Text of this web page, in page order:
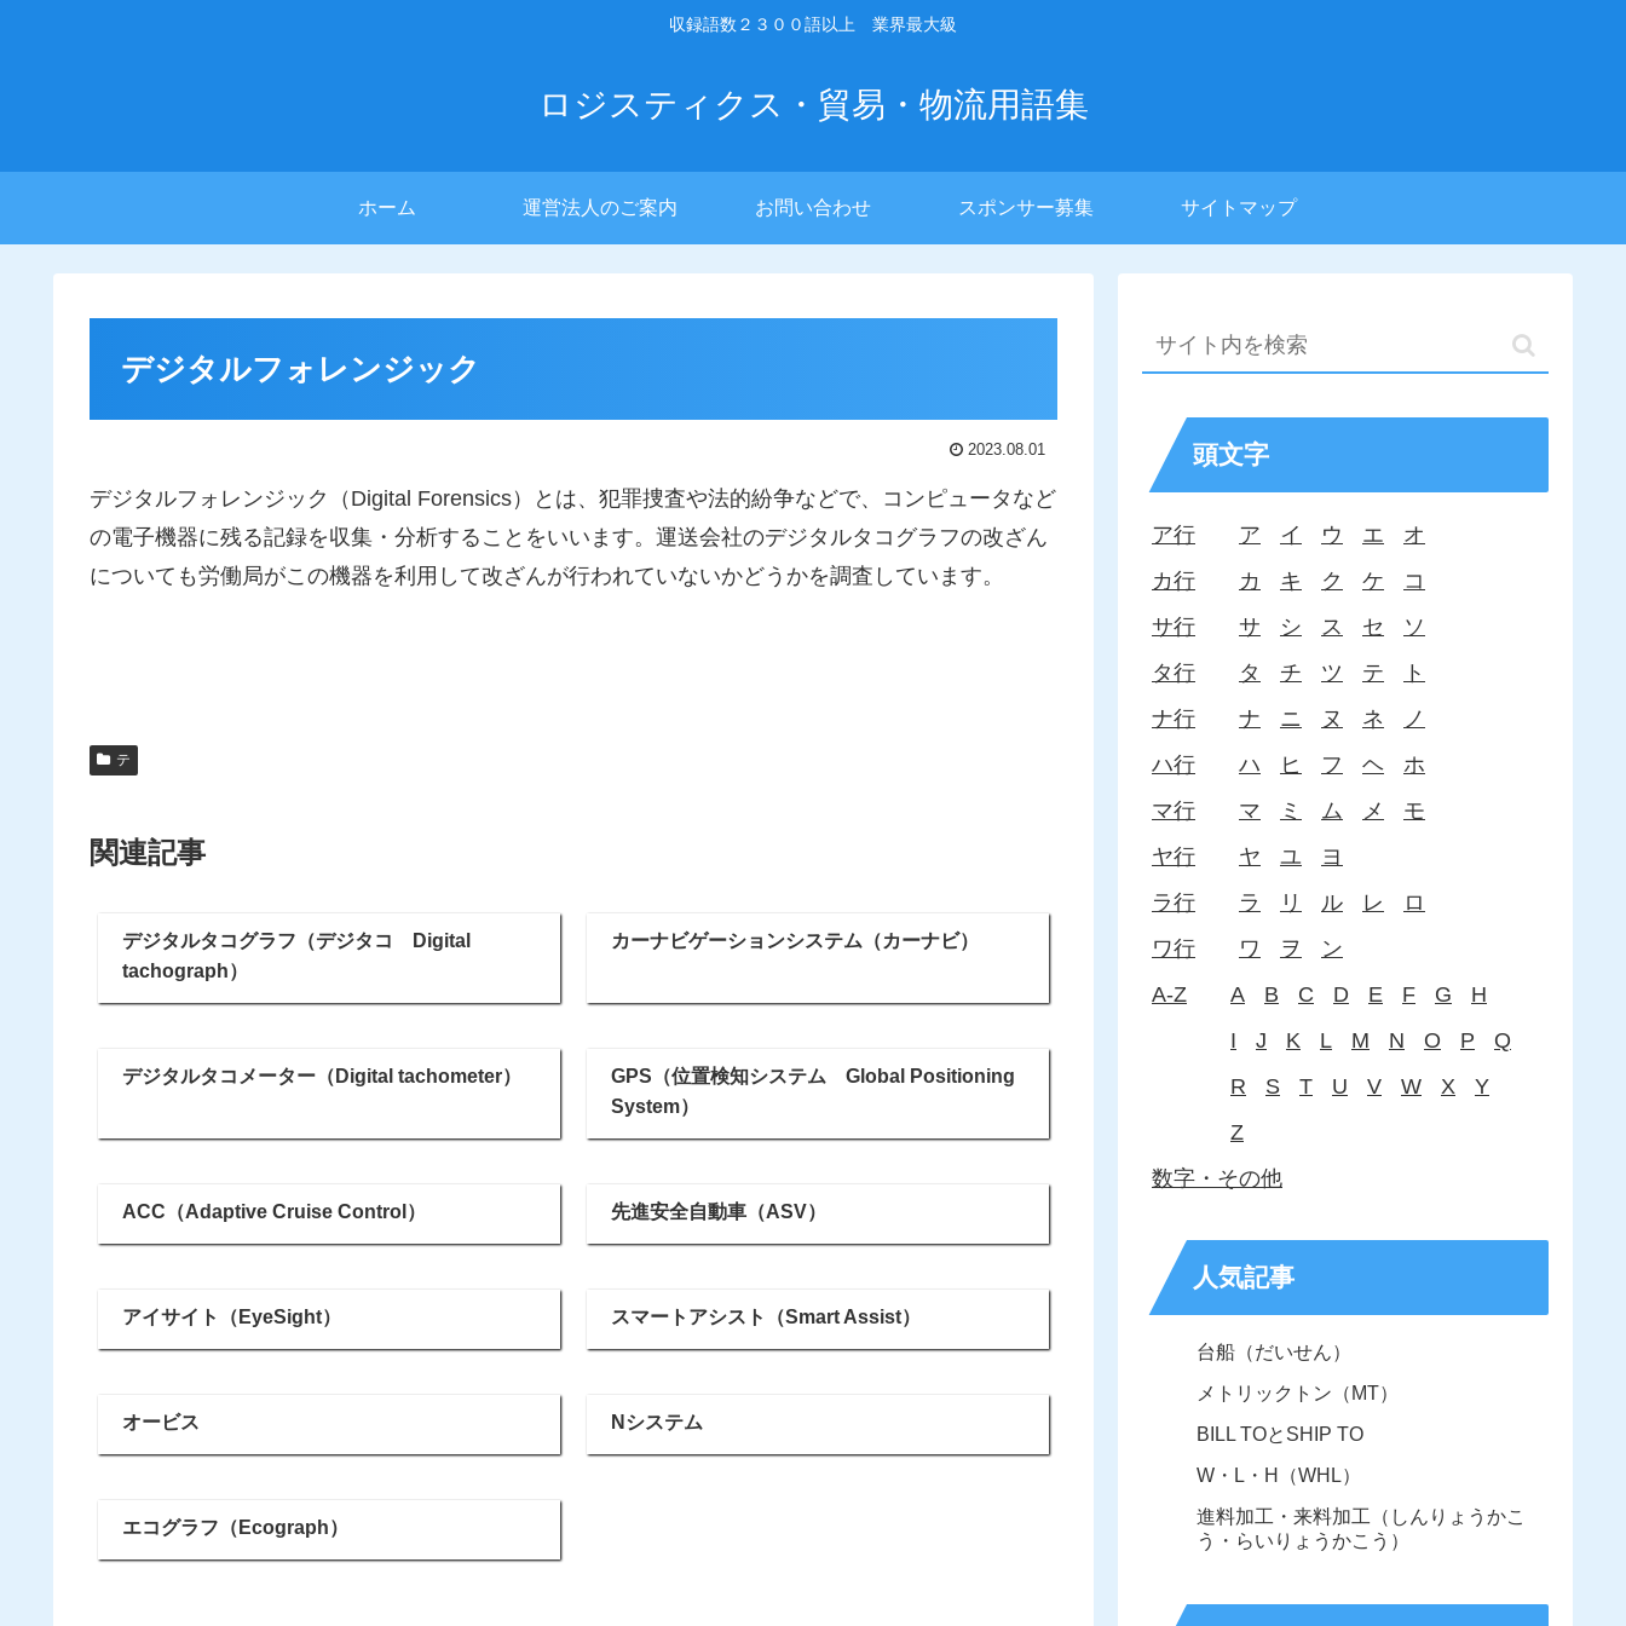
収録語数２３００語以上 業界最大級
ロジスティクス・貿易・物流用語集
ホーム 運営法人のご案内 お問い合わせ スポンサー募集 サイトマップ
デジタルフォレンジック
2023.08.01
デジタルフォレンジック（Digital Forensics）とは、犯罪捜査や法的紛争などで、コンピュータなど
の電子機器に残る記録を収集・分析することをいいます。運送会社のデジタルタコグラフの改ざん
についても労働局がこの機器を利用して改ざんが行われていないかどうかを調査しています。
テ
関連記事
デジタルタコグラフ（デジタコ Digital
tachograph）
カーナビゲーションシステム（カーナビ）
デジタルタコメーター（Digital tachometer）
GPS（位置検知システム Global Positioning
System）
ACC（Adaptive Cruise Control） 先進安全自動車（ASV）
アイサイト（EyeSight） スマートアシスト（Smart Assist）
オービス Nシステム
エコグラフ（Ecograph）
頭文字
ア行 ア イ ウ エ
オ
カ行
カ キ ク ケ
コ
サ行
サ シ ス セ
ソ
タ行
タ チ ツ テ
ト
ナ行
ナ ニ ヌ ネ
ノ
ハ行
ハ ヒ フ ヘ
ホ
マ行
マ ミ ム メ
モ
ヤ行
ヤ ユ
ヨ
ラ行
ラ リ ル レ
ロ
ワ行
ワ ヲ
ン
A-Z
A B C D E F G
H
I
J K L M N O P
Q
R
S T U V W X
Y
Z
数字・その他
人気記事
台船（だいせん）
メトリックトン（MT）
BILL TOとSHIP TO
W・L・H（WHL）
進料加工・来料加工（しんりょうかこ
う・らいりょうかこう）